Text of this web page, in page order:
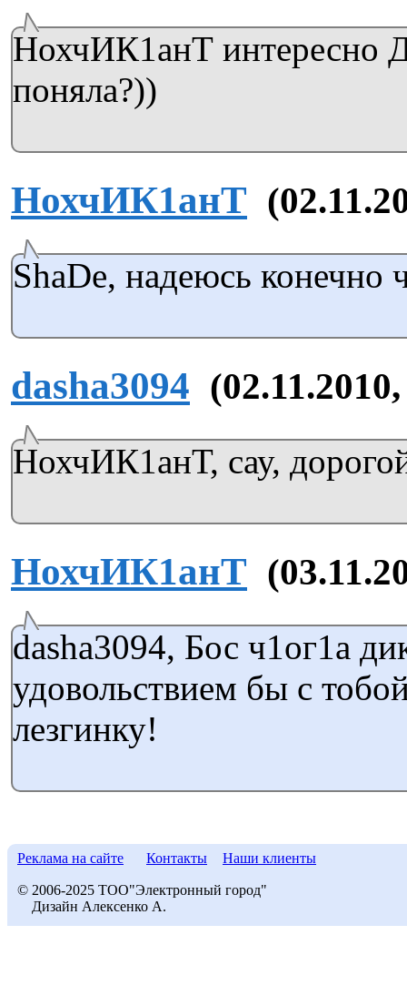
НохчИК1анТ
поняла?))
НохчИК1анТ
ShaDe, надеюсь конечно
dasha3094
НохчИК1анТ, сау,
НохчИК1анТ
dasha3094, Бос ч1ог1а
удовольствием бы с
лезгинку!
Реклама на сайте Контакты Наши клиенты
© 2006-2025 ТОО"Электронный город"
Дизайн Алексенко А.